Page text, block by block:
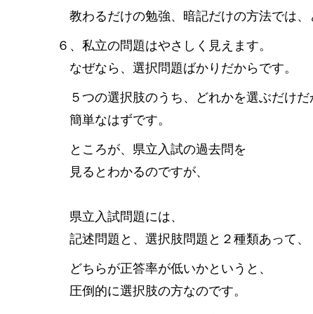
教わるだけの勉強、暗記だけの方法では、
６、私立の問題はやさしく見えます。
なぜなら、選択問題ばかりだからです。
５つの選択肢のうち、どれかを選ぶだけだ
簡単なはずです。
ところが、県立入試の過去問を
見るとわかるのですが、
県立入試問題には、
記述問題と、選択肢問題と２種類あって、
どちらが正答率が低いかというと、
圧倒的に選択肢の方なのです。